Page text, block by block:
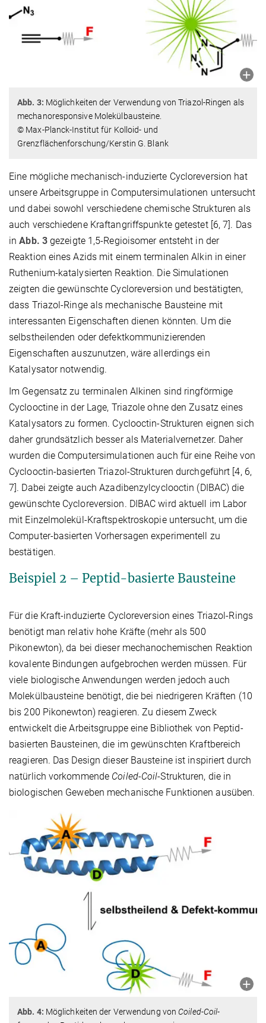
Abb. 3: Möglichkeiten der Verwendung von Triazol-Ringen als
mechanoresponsive Molekülbausteine.
© Max-Planck-Institut für Kolloid- und
Grenzflächenforschung/Kerstin G. Blank
Eine mögliche mechanisch-induzierte Cycloreversion hat
unsere Arbeitsgruppe in Computersimulationen untersucht
und dabei sowohl verschiedene chemische Strukturen als
auch verschiedene Kraftangriffspunkte getestet [6, 7]. Das
inAbb. 3gezeigte 1,5-Regioisomer entsteht in der
Reaktion eines Azids mit einem terminalen Alkin in einer
Ruthenium-katalysierten Reaktion. Die Simulationen
zeigten die gewünschte Cycloreversion und bestätigten,
dass Triazol-Ringe als mechanische Bausteine mit
interessanten Eigenschaften dienen könnten. Um die
selbstheilenden oder defektkommunizierenden
Eigenschaften auszunutzen, wäre allerdings ein
Katalysator notwendig.
Im Gegensatz zu terminalen Alkinen sind ringförmige
Cyclooctine in der Lage, Triazole ohne den Zusatz eines
Katalysators zu formen. Cyclooctin-Strukturen eignen sich
daher grundsätzlich besser als Materialvernetzer. Daher
wurden die Computersimulationen auch für eine Reihe von
Cyclooctin-basierten Triazol-Strukturen durchgeführt [4, 6,
7]. Dabei zeigte auch Azadibenzylcyclooctin (DIBAC) die
gewünschte Cycloreversion. DIBAC wird aktuell im Labor
mit Einzelmolekül-Kraftspektroskopie untersucht, um die
Computer-basierten Vorhersagen experimentell zu
bestätigen.
Beispiel 2 – Peptid-basierte Bausteine
Für die Kraft-induzierte Cycloreversion eines Triazol-Rings
benötigt man relativ hohe Kräfte (mehr als 500
Pikonewton), da bei dieser mechanochemischen Reaktion
kovalente Bindungen aufgebrochen werden müssen. Für
viele biologische Anwendungen werden jedoch auch
Molekülbausteine benötigt, die bei niedrigeren Kräften (10
bis 200 Pikonewton) reagieren. Zu diesem Zweck
entwickelt die Arbeitsgruppe eine Bibliothek von Peptid-
basierten Bausteinen, die im gewünschten Kraftbereich
reagieren. Das Design dieser Bausteine ist inspiriert durch
natürlich vorkommende Coiled-Coil-Strukturen, die in
biologischen Geweben mechanische Funktionen ausüben.
Abb. 4: Möglichkeiten der Verwendung vonCoiled-Coil-